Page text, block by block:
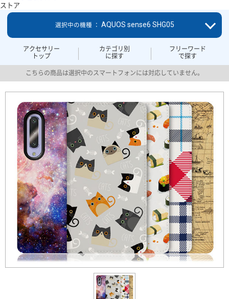
ストア
アクセサリー
トップ
カテゴリ別
に探す
フリーワード
で探す
選択中の機種 ： AQUOS sense6 SHG05
こちらの商品は選択中のスマートフォンには対応していません。